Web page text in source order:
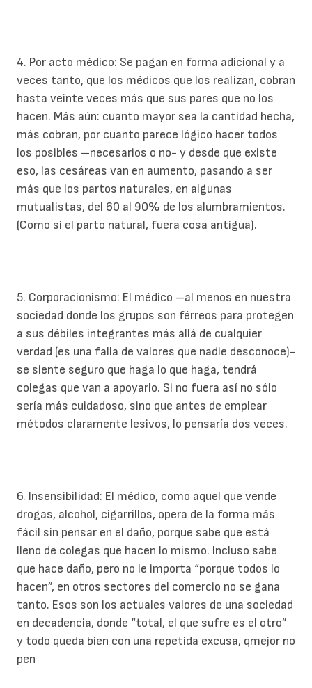
4. Por acto médico: Se pagan en forma adicional y a
veces tanto, que los médicos que los realizan, cobran
hasta veinte veces más que sus pares que no los
hacen. Más aún: cuanto mayor sea la cantidad hecha,
más cobran, por cuanto parece lógico hacer todos
los posibles –necesarios o no- y desde que existe
eso, las cesáreas van en aumento, pasando a ser
más que los partos naturales, en algunas
mutualistas, del 60 al 90% de los alumbramientos.
(Como si el parto natural, fuera cosa antigua).
5. Corporacionismo: El médico –al menos en nuestra
sociedad donde los grupos son férreos para protegen
a sus débiles integrantes más allá de cualquier
verdad (es una falla de valores que nadie desconoce)-
se siente seguro que haga lo que haga, tendrá
colegas que van a apoyarlo. Si no fuera así no sólo
sería más cuidadoso, sino que antes de emplear
métodos claramente lesivos, lo pensaría dos veces.
6. Insensibilidad: El médico, como aquel que vende
drogas, alcohol, cigarrillos, opera de la forma más
fácil sin pensar en el daño, porque sabe que está
lleno de colegas que hacen lo mismo. Incluso sabe
que hace daño, pero no le importa “porque todos lo
hacen”, en otros sectores del comercio no se gana
tanto. Esos son los actuales valores de una sociedad
en decadencia, donde “total, el que sufre es el otro”
y todo queda bien con una repetida excusa, qmejor no
pen